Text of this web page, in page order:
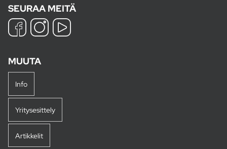
SEURAA MEITÄ
MUUTA
Info
Yritysesittely
Artikkelit